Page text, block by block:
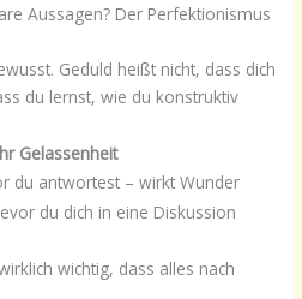
Aussagen? Der Perfektionismus
Geduld heißt nicht, dass dich
du lernst, wie du konstruktiv
Gelassenheit
du antwortest – wirkt Wunder
du dich in eine Diskussion
wichtig, dass alles nach